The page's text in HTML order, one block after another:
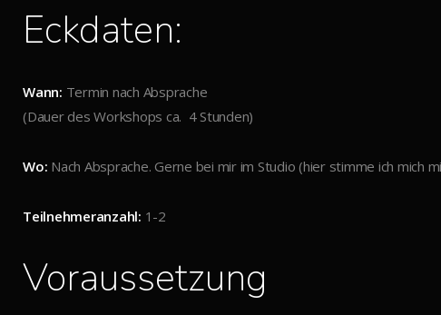
Eckdaten:
Wann: Termin nach Absprache
(Dauer des Workshops ca. 4 Stunden)
Wo: Nach Absprache. Gerne bei mir im Studio (hier stimme ich mich
Teilnehmeranzahl: 1-2
Voraussetzung